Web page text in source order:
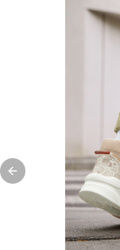
Previous slide